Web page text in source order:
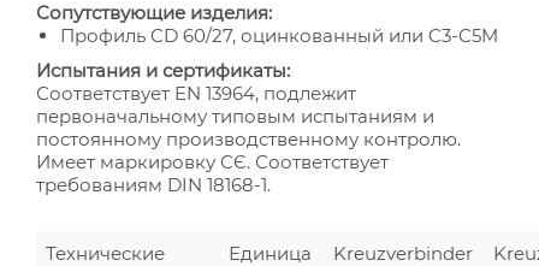
Сопутствующие изделия:
Профиль CD 60/27, оцинкованный или C3-C5M
Испытания и сертификаты:
Соответствует EN 13964, подлежит
первоначальному типовым испытаниям и
постоянному производственному контролю.
Имеет маркировку CЄ. Соответствует
требованиям DIN 18168-1.
Технические
Единица
Kreuzverbinder